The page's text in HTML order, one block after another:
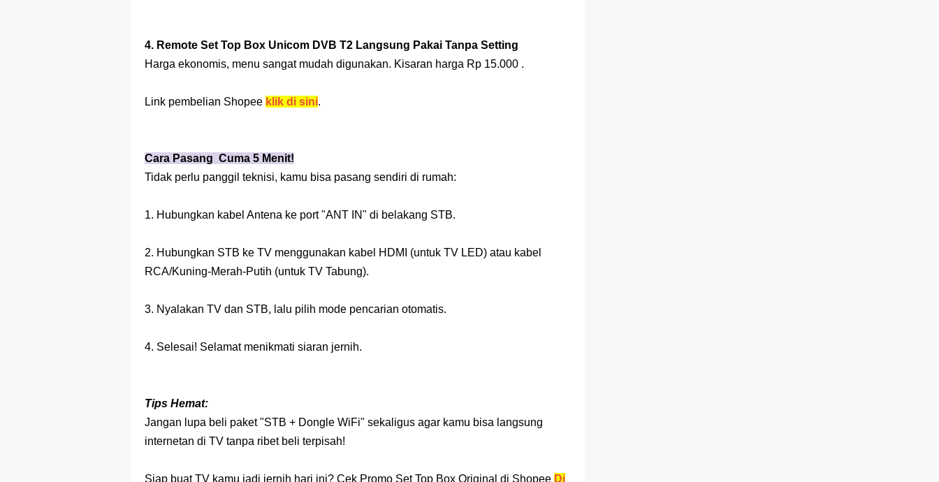
4. Remote Set Top Box Unicom DVB T2 Langsung Pakai Tanpa Setting
Harga ekonomis, menu sangat mudah digunakan. Kisaran harga Rp 15.000 .
Link pembelian Shopee klik di sini.
Cara Pasang Cuma 5 Menit!
Tidak perlu panggil teknisi, kamu bisa pasang sendiri di rumah:
1. Hubungkan kabel Antena ke port "ANT IN" di belakang STB.
2. Hubungkan STB ke TV menggunakan kabel HDMI (untuk TV LED) atau kabel
RCA/Kuning-Merah-Putih (untuk TV Tabung).
3. Nyalakan TV dan STB, lalu pilih mode pencarian otomatis.
4. Selesai! Selamat menikmati siaran jernih.
Tips Hemat:
Jangan lupa beli paket "STB + Dongle WiFi" sekaligus agar kamu bisa langsung
internetan di TV tanpa ribet beli terpisah!
Siap buat TV kamu jadi jernih hari ini? Cek Promo Set Top Box Original di Shopee Di